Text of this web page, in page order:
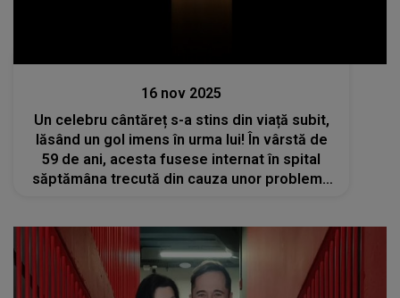
16 nov 2025
Un celebru cântăreț s-a stins din viață subit,
lăsând un gol imens în urma lui! În vârstă de
59 de ani, acesta fusese internat în spital
săptămâna trecută din cauza unor probleme